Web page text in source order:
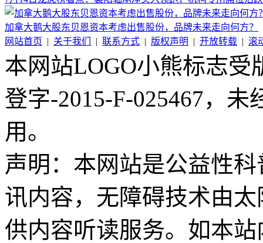
加拿大鹅大股东贝恩资本考虑出售股份，品牌未来走向何方？
网站首页 | 关于我们 | 联系方式 | 版权声明 | 开放转载 | 滚
本网站LOGO小熊标志
登字-2015-F-025467，
用。
声明：本网站是公益性
讯内容，无障碍技术由
供内容听读服务。如本